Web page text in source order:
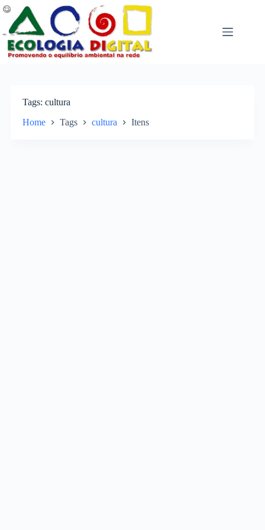
Pular
para
conteúdo
Tags cultura
Home Tags cultura Itens